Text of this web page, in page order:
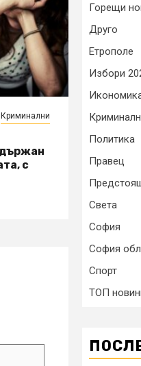
Криминални
с
Горещи
Друго
Етрополе
Избори
Политика
Правец
Света
София
София
Спорт
ТОП